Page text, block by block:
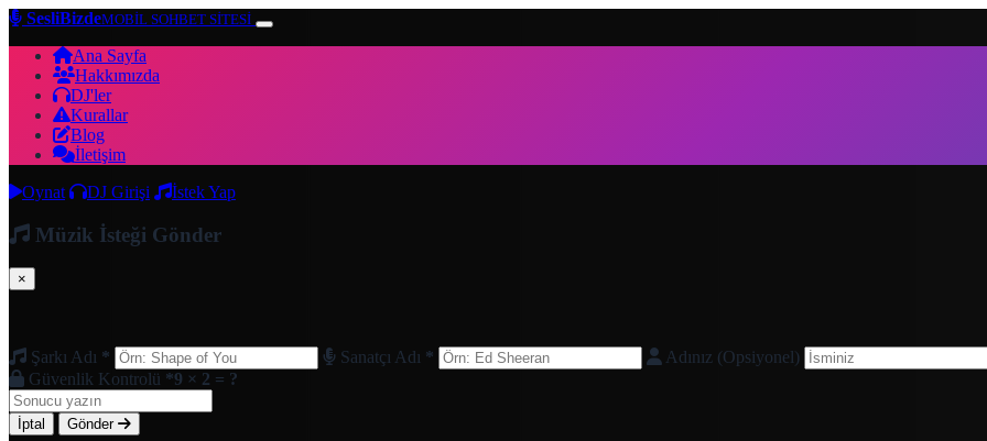
SesliBizdeMOBİL SOHBET SİTESİ
Ana Sayfa
Hakkımızda
DJ'ler
Kurallar
Blog
İletişim
Oynat
DJ Girişi İstek Yap
Müzik İsteği Gönder
×
Şarkı Adı * Sanatçı Adı *
Adınız (Opsiyonel)
Güvenlik Kontrolü *9 × 2 = ?
İptal Gönder